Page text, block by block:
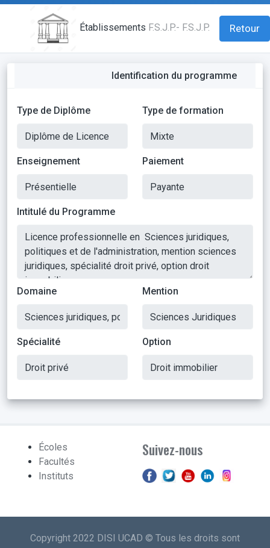
Établissements F.S.J.P.- F.S.J.P. Retour
Identification du programme
Type de Diplôme Type de formation
Enseignement Paiement
Intitulé du Programme
Domaine Mention
Spécialité Option
Écoles
Facultés
Instituts
Suivez-nous
Copyright 2022 DISI UCAD © Tous les droits sont